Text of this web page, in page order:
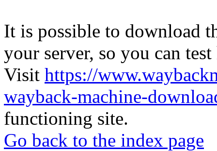
It is possible to download
your server, so you can
Visit https://
wayback-machine-
functioning site.
Go back to the index page